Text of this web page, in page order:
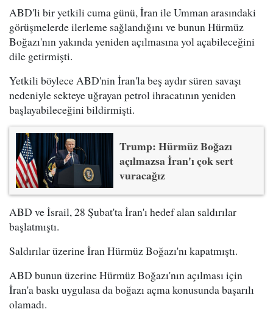
ABD'li bir yetkili cuma günü, İran ile Umman arasındaki
görüşmelerde ilerleme sağlandığını ve bunun Hürmüz
Boğazı'nın yakında yeniden açılmasına yol açabileceğini
dile getirmişti.
Yetkili böylece ABD'nin İran'la beş aydır süren savaşı
nedeniyle sekteye uğrayan petrol ihracatının yeniden
başlayabileceğini bildirmişti.
Trump: Hürmüz Boğazı
açılmazsa İran'ı çok sert
vuracağız
ABD ve İsrail, 28 Şubat'ta İran'ı hedef alan saldırılar
başlatmıştı.
Saldırılar üzerine İran Hürmüz Boğazı'nı kapatmıştı.
ABD bunun üzerine Hürmüz Boğazı'nın açılması için
İran'a baskı uygulasa da boğazı açma konusunda başarılı
olamadı.